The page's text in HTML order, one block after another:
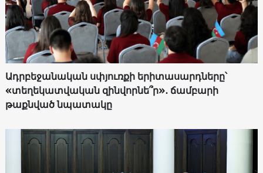
Ադրբեջանական սփյուռքի երիտասարդները՝
«տեղեկատվական զինվորնե՞ր»․ ճամբարի
թաքնված նպատակը